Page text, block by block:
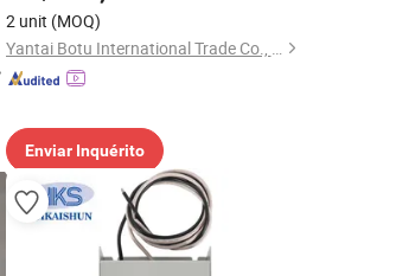
Escuridão, Névoa Pesada, Fumaça
Densa e Tempestade de Areia
2 unit (MOQ)
Yantai Botu International Trade Co., Ltd.
Enviar Inquérito